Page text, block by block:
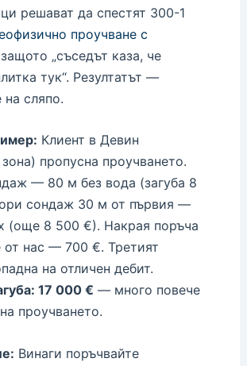
решават да спестят 300-1
проучване с
„съседът каза, че
тук“. Резултатът —
на сляпо.
Клиент в Девин
пропусна проучването.
— 80 м без вода (загуба 8
сондаж 30 м от първия —
(още 8 500 €). Накрая поръча
от нас — 700 €. Третият
на отличен дебит.
17 000 € — много повече
проучването.
Винаги поръчвайте